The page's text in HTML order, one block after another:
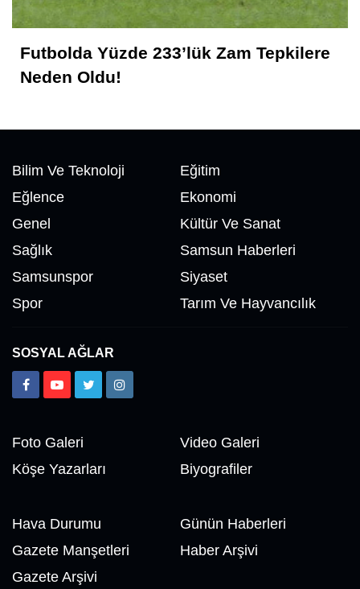
"Allah'ın Hakkı 3/Üç'tür!.."
Futbolda Yüzde 233’lük Zam Tepkilere
Neden Oldu!
Bilim Ve Teknoloji
Eğitim
Eğlence
Ekonomi
Genel
Kültür Ve Sanat
Sağlık
Samsun Haberleri
Samsunspor
Siyaset
Spor
Tarım Ve Hayvancılık
SOSYAL AĞLAR
Foto Galeri
Video Galeri
Köşe Yazarları
Biyografiler
Hava Durumu
Günün Haberleri
Gazete Manşetleri
Haber Arşivi
Gazete Arşivi